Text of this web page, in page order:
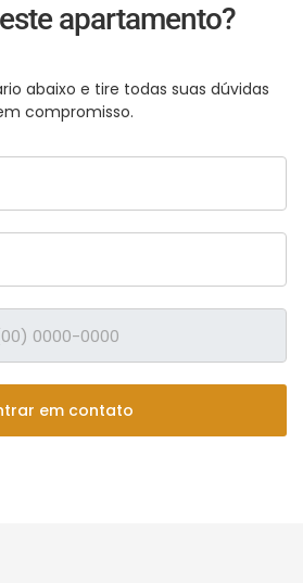
apartamento?
abaixo e tire todas suas dúvidas
compromisso.
em contato